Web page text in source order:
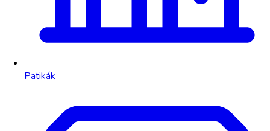
Patikák